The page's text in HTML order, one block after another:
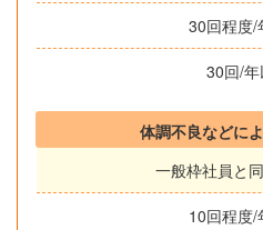
30回程度/
30回/年
体調不良などに
一般枠社員と
10回程度/